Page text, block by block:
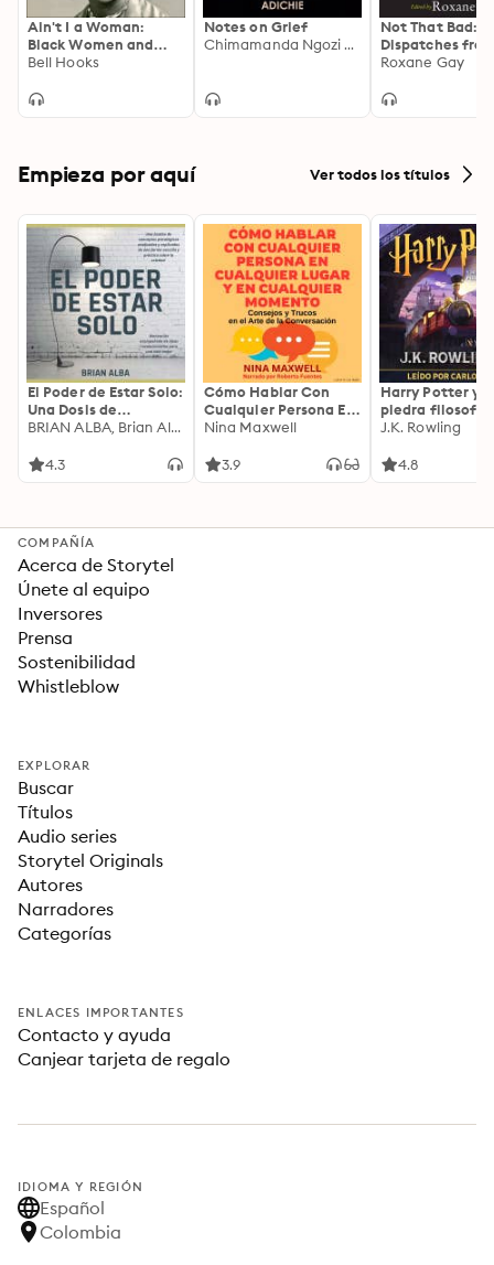
Ain't I a Woman:
Black Women and
Feminism 2nd Edition
Bell Hooks
Notes on Grief
Chimamanda Ngozi Adichie
Not That Bad:
Dispatches
Culture
Roxane Gay
Empieza por aquí Ver todos los títulos
El Poder de Estar Solo:
Una Dosis de
Motivación
Ideas Revolucionarias
BRIAN ALBA, Brian Alba
4.3
Cómo Hablar Con
Cualquier Persona En
Cualquier Lugar Y En
Nina Maxwell
3.9
Harry Potter y
piedra filosofal
J.K. Rowling
4.8
COMPAÑÍA
Acerca de Storytel
Únete al equipo
Inversores
Prensa
Sostenibilidad
Whistleblow
EXPLORAR
Buscar
Títulos
Audio series
Storytel Originals
Autores
Narradores
Categorías
ENLACES IMPORTANTES
Contacto y ayuda
Canjear tarjeta de regalo
IDIOMA Y REGIÓN
Español
Colombia